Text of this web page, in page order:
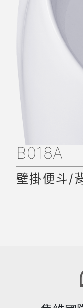
B018A
壁掛便斗/